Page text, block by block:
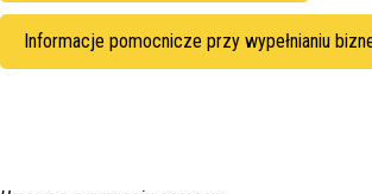
Informacje pomocnicze przy wypełnianiu